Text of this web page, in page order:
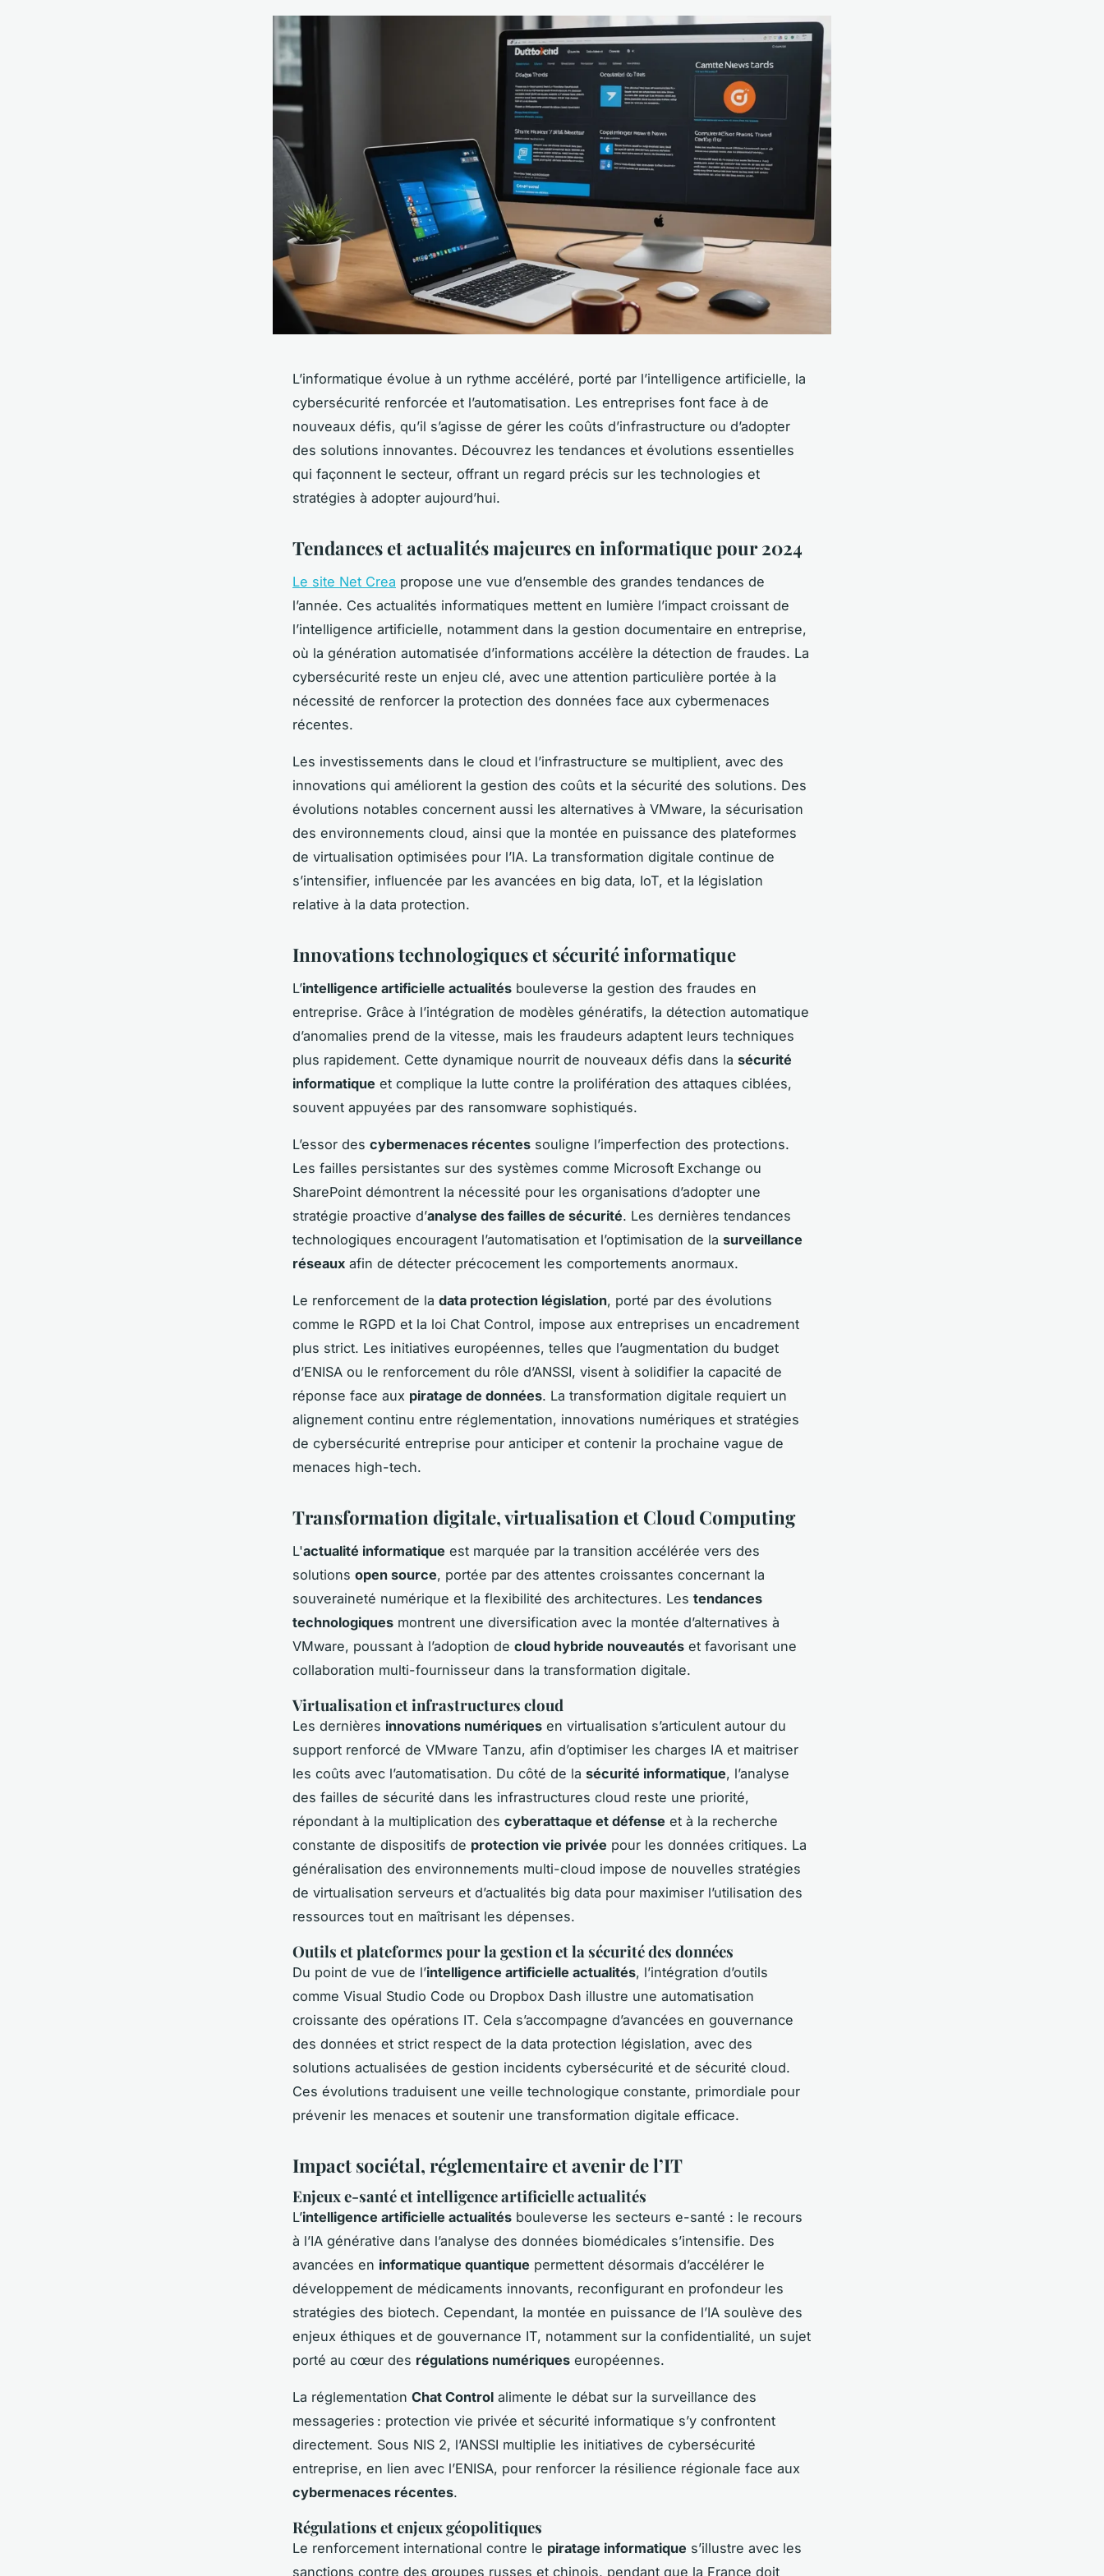
L’informatique évolue à un rythme accéléré, porté par l’intelligence artificielle, la
cybersécurité renforcée et l’automatisation. Les entreprises font face à de
nouveaux défis, qu’il s’agisse de gérer les coûts d’infrastructure ou d’adopter
des solutions innovantes. Découvrez les tendances et évolutions essentielles
qui façonnent le secteur, offrant un regard précis sur les technologies et
stratégies à adopter aujourd’hui.
Tendances et actualités majeures en informatique pour 2024
Le site Net Crea propose une vue d’ensemble des grandes tendances de
l’année. Ces actualités informatiques mettent en lumière l’impact croissant de
l’intelligence artificielle, notamment dans la gestion documentaire en entreprise,
où la génération automatisée d’informations accélère la détection de fraudes. La
cybersécurité reste un enjeu clé, avec une attention particulière portée à la
nécessité de renforcer la protection des données face aux cybermenaces
récentes.
Les investissements dans le cloud et l’infrastructure se multiplient, avec des
innovations qui améliorent la gestion des coûts et la sécurité des solutions. Des
évolutions notables concernent aussi les alternatives à VMware, la sécurisation
des environnements cloud, ainsi que la montée en puissance des plateformes
de virtualisation optimisées pour l’IA. La transformation digitale continue de
s’intensifier, influencée par les avancées en big data, IoT, et la législation
relative à la data protection.
Innovations technologiques et sécurité informatique
L’intelligence artificielle actualités bouleverse la gestion des fraudes en
entreprise. Grâce à l’intégration de modèles génératifs, la détection automatique
d’anomalies prend de la vitesse, mais les fraudeurs adaptent leurs techniques
plus rapidement. Cette dynamique nourrit de nouveaux défis dans la sécurité
informatique et complique la lutte contre la prolifération des attaques ciblées,
souvent appuyées par des ransomware sophistiqués.
L’essor des cybermenaces récentes souligne l’imperfection des protections.
Les failles persistantes sur des systèmes comme Microsoft Exchange ou
SharePoint démontrent la nécessité pour les organisations d’adopter une
stratégie proactive d’analyse des failles de sécurité. Les dernières tendances
technologiques encouragent l’automatisation et l’optimisation de la surveillance
réseaux afin de détecter précocement les comportements anormaux.
Le renforcement de la data protection législation, porté par des évolutions
comme le RGPD et la loi Chat Control, impose aux entreprises un encadrement
plus strict. Les initiatives européennes, telles que l’augmentation du budget
d’ENISA ou le renforcement du rôle d’ANSSI, visent à solidifier la capacité de
réponse face aux piratage de données. La transformation digitale requiert un
alignement continu entre réglementation, innovations numériques et stratégies
de cybersécurité entreprise pour anticiper et contenir la prochaine vague de
menaces high-tech.
Transformation digitale, virtualisation et Cloud Computing
L'actualité informatique est marquée par la transition accélérée vers des
solutions open source, portée par des attentes croissantes concernant la
souveraineté numérique et la flexibilité des architectures. Les tendances
technologiques montrent une diversification avec la montée d’alternatives à
VMware, poussant à l’adoption de cloud hybride nouveautés et favorisant une
collaboration multi-fournisseur dans la transformation digitale.
Virtualisation et infrastructures cloud
Les dernières innovations numériques en virtualisation s’articulent autour du
support renforcé de VMware Tanzu, afin d’optimiser les charges IA et maitriser
les coûts avec l’automatisation. Du côté de la sécurité informatique, l’analyse
des failles de sécurité dans les infrastructures cloud reste une priorité,
répondant à la multiplication des cyberattaque et défense et à la recherche
constante de dispositifs de protection vie privée pour les données critiques. La
généralisation des environnements multi-cloud impose de nouvelles stratégies
de virtualisation serveurs et d’actualités big data pour maximiser l’utilisation des
ressources tout en maîtrisant les dépenses.
Outils et plateformes pour la gestion et la sécurité des données
Du point de vue de l’intelligence artificielle actualités, l’intégration d’outils
comme Visual Studio Code ou Dropbox Dash illustre une automatisation
croissante des opérations IT. Cela s’accompagne d’avancées en gouvernance
des données et strict respect de la data protection législation, avec des
solutions actualisées de gestion incidents cybersécurité et de sécurité cloud.
Ces évolutions traduisent une veille technologique constante, primordiale pour
prévenir les menaces et soutenir une transformation digitale efficace.
Impact sociétal, réglementaire et avenir de l’IT
Enjeux e-santé et intelligence artificielle actualités
L’intelligence artificielle actualités bouleverse les secteurs e-santé : le recours
à l’IA générative dans l’analyse des données biomédicales s’intensifie. Des
avancées en informatique quantique permettent désormais d’accélérer le
développement de médicaments innovants, reconfigurant en profondeur les
stratégies des biotech. Cependant, la montée en puissance de l’IA soulève des
enjeux éthiques et de gouvernance IT, notamment sur la confidentialité, un sujet
porté au cœur des régulations numériques européennes.
La réglementation Chat Control alimente le débat sur la surveillance des
messageries : protection vie privée et sécurité informatique s’y confrontent
directement. Sous NIS 2, l’ANSSI multiplie les initiatives de cybersécurité
entreprise, en lien avec l’ENISA, pour renforcer la résilience régionale face aux
cybermenaces récentes.
Régulations et enjeux géopolitiques
Le renforcement international contre le piratage informatique s’illustre avec les
sanctions contre des groupes russes et chinois, pendant que la France doit